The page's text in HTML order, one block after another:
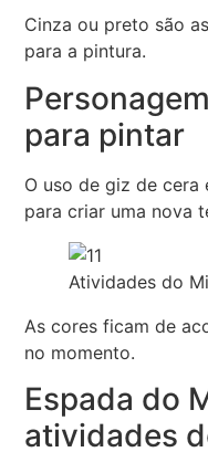
Cinza ou preto são
para a pintura.
para pintar
O uso de giz de cera
para criar uma nova
Atividades do
As cores ficam de
no momento.
Espada do
atividades